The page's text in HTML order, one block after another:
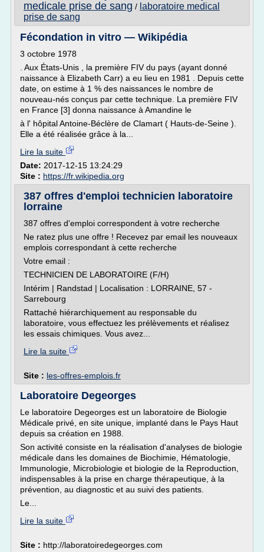
medicale prise de sang / laboratoire medical
prise de sang
Fécondation in vitro — Wikipédia
3 octobre 1978
. Aux États-Unis , la première FIV du pays (ayant donné
naissance à Elizabeth Carr) a eu lieu en 1981 . Depuis cette
date, on estime à 1 % des naissances le nombre de
nouveau-nés conçus par cette technique. La première FIV
en France [3] donna naissance à Amandine le
à l' hôpital Antoine-Béclère de Clamart ( Hauts-de-Seine ).
Elle a été réalisée grâce à la...
Lire la suite
Date: 2017-12-15 13:24:29
Site : https://fr.wikipedia.org
387 offres d'emploi technicien laboratoire
lorraine
387 offres d'emploi correspondent à votre recherche
Ne ratez plus une offre ! Recevez par email les nouveaux
emplois correspondant à cette recherche
Votre email :
TECHNICIEN DE LABORATOIRE (F/H)
Intérim | Randstad | Localisation : LORRAINE, 57 -
Sarrebourg
Rattaché hiérarchiquement au responsable du
laboratoire, vous effectuez les prélèvements et réalisez
les essais chimiques. Vous avez...
Lire la suite
Site : les-offres-emplois.fr
Laboratoire Degeorges
Le laboratoire Degeorges est un laboratoire de Biologie
Médicale privé, en site unique, implanté dans le Pays Haut
depuis sa création en 1988.
Son activité consiste en la réalisation d'analyses de biologie
médicale dans les domaines de Biochimie, Hématologie,
Immunologie, Microbiologie et biologie de la Reproduction,
indispensables à la prise en charge thérapeutique, à la
prévention, au diagnostic et au suivi des patients.
Le...
Lire la suite
Site : http://laboratoiredegeorges.com